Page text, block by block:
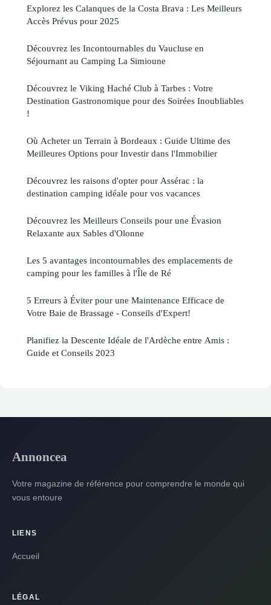
Explorez les Calanques de la Costa Brava : Les Meilleurs
Accès Prévus pour 2025
Découvrez les Incontournables du Vaucluse en
Séjournant au Camping La Simioune
Découvrez le Viking Haché Club à Tarbes : Votre
Destination Gastronomique pour des Soirées Inoubliables
!
Où Acheter un Terrain à Bordeaux : Guide Ultime des
Meilleures Options pour Investir dans l'Immobilier
Découvrez les raisons d'opter pour Assérac : la
destination camping idéale pour vos vacances
Découvrez les Meilleurs Conseils pour une Évasion
Relaxante aux Sables d'Olonne
Les 5 avantages incontournables des emplacements de
camping pour les familles à l'Île de Ré
5 Erreurs à Éviter pour une Maintenance Efficace de
Votre Baie de Brassage - Conseils d'Expert!
Planifiez la Descente Idéale de l'Ardèche entre Amis :
Guide et Conseils 2023
Annoncea
Votre magazine de référence pour comprendre le monde qui
vous entoure
LIENS
Accueil
LÉGAL